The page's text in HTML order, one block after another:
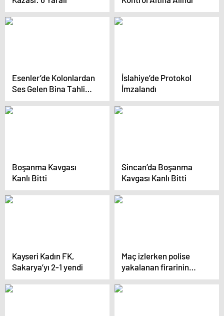
Esenler’de Kolonlardan
Ses Gelen Bina Tahliye
Edildi
İslahiye’de Protokol
İmzalandı
Boşanma Kavgası
Kanlı Bitti
Sincan’da Boşanma
Kavgası Kanlı Bitti
Kayseri Kadın FK,
Sakarya’yı 2-1 yendi
Maç izlerken polise
yakalanan firarinin
isteği pes dedirtti